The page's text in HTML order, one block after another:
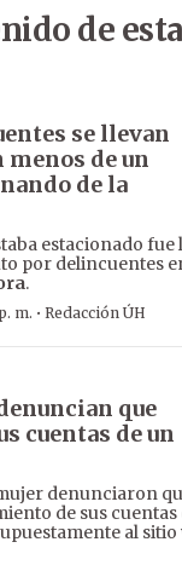
de
se llevan
menos de un
de la
estacionado fue
por delincuentes
.
m. · Redacción ÚH
que
cuentas de un
denunciaron
de sus cuentas
al sitio